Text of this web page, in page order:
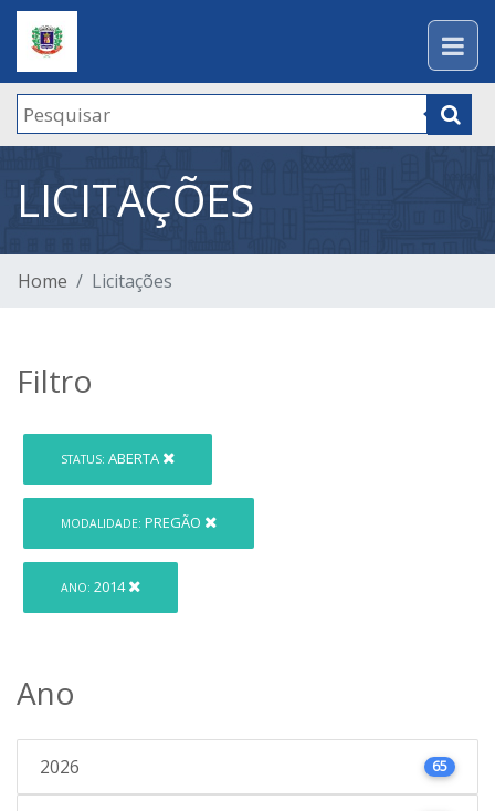
LICITAÇÕES
Home Licitações
Filtro
STATUS: ABERTA
MODALIDADE: PREGÃO
ANO: 2014
Ano
2026 65